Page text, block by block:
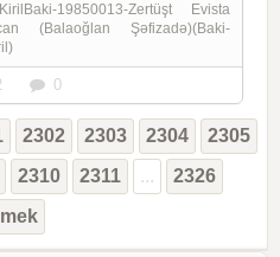
19850013-Zertüşt Evista
(Balaoğlan Şəfizadə)(Baki-
0
2302 2303 2304
2305
2310 2311 ...
2326